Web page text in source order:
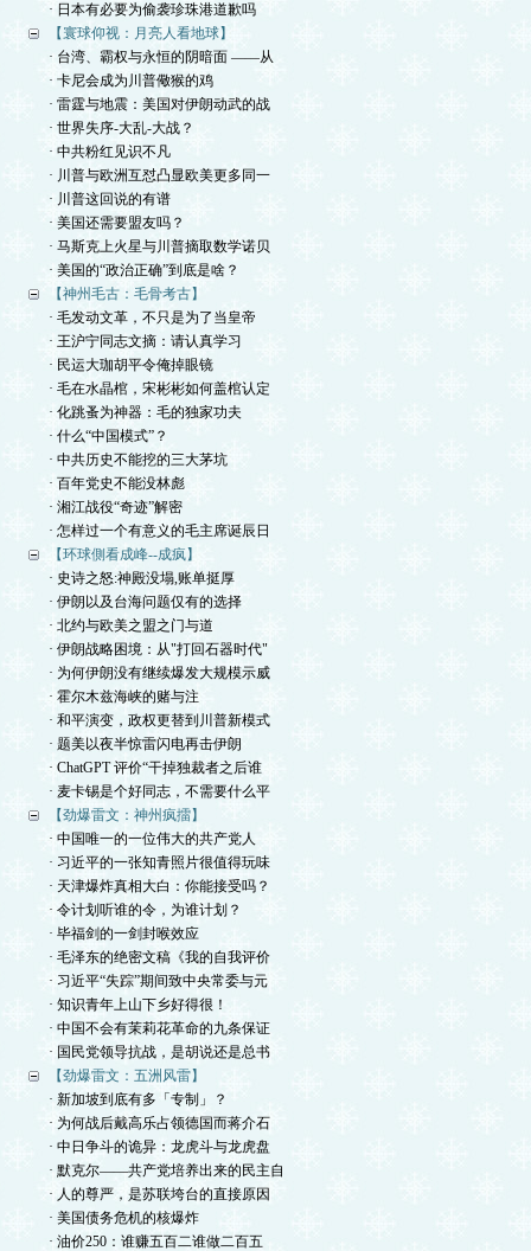
· 日本有必要为偷袭珍珠港道歉吗
【寰球仰视：月亮人看地球】
· 台湾、霸权与永恒的阴暗面 ——从
· 卡尼会成为川普儆猴的鸡
· 雷霆与地震：美国对伊朗动武的战
· 世界失序-大乱-大战？
· 中共粉红见识不凡
· 川普与欧洲互怼凸显欧美更多同一
· 川普这回说的有谱
· 美国还需要盟友吗？
· 马斯克上火星与川普摘取数学诺贝
· 美国的“政治正确”到底是啥？
【神州毛古：毛骨考古】
· 毛发动文革，不只是为了当皇帝
· 王沪宁同志文摘：请认真学习
· 民运大珈胡平令俺掉眼镜
· 毛在水晶棺，宋彬彬如何盖棺认定
· 化跳蚤为神器：毛的独家功夫
· 什么“中国模式”？
· 中共历史不能挖的三大茅坑
· 百年党史不能没林彪
· 湘江战役“奇迹”解密
· 怎样过一个有意义的毛主席诞辰日
【环球側看成峰--成疯】
· 史诗之怒:神殿没塌,账单挺厚
· 伊朗以及台海问题仅有的选择
· 北约与欧美之盟之门与道
· 伊朗战略困境：从"打回石器时代"
· 为何伊朗没有继续爆发大规模示威
· 霍尔木兹海峡的赌与注
· 和平演变，政权更替到川普新模式
· 题美以夜半惊雷闪电再击伊朗
· ChatGPT 评价“干掉独裁者之后谁
· 麦卡锡是个好同志，不需要什么平
【劲爆雷文：神州疯擂】
· 中国唯一的一位伟大的共产党人
· 习近平的一张知青照片很值得玩味
· 天津爆炸真相大白：你能接受吗？
· 令计划听谁的令，为谁计划？
· 毕福剑的一剑封喉效应
· 毛泽东的绝密文稿《我的自我评价
· 习近平“失踪”期间致中央常委与元
· 知识青年上山下乡好得很！
· 中国不会有茉莉花革命的九条保证
· 国民党领导抗战，是胡说还是总书
【劲爆雷文：五洲风雷】
· 新加坡到底有多「专制」？
· 为何战后戴高乐占领德国而蒋介石
· 中日争斗的诡异：龙虎斗与龙虎盘
· 默克尔——共产党培养出来的民主自
· 人的尊严，是苏联垮台的直接原因
· 美国债务危机的核爆炸
· 油价250：谁赚五百二谁做二百五